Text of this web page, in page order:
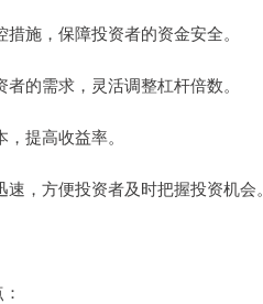
施，保障投资者的资金安全。
的需求，灵活调整杠杆倍数。
提高收益率。
，方便投资者及时把握投资机会。